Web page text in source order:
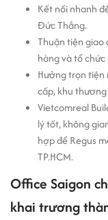
Kết nối nhanh
Đức Thắng.
Thuận tiện giao
hàng và tổ
Hưởng trọn tiện
cấp, khu
Vietcomreal
lý tốt, không
hợp để Regus
TP.HCM.
Office Saigon
khai trương